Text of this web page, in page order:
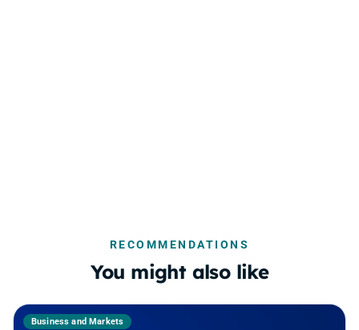
RECOMMENDATIONS
You might also like
Business and Markets